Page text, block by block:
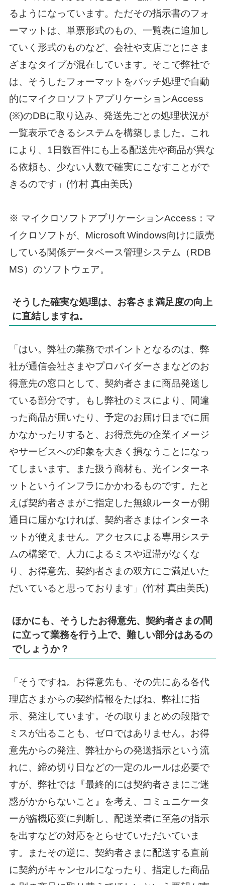
るようになっています。ただその指示書のフォ
ーマットは、単票形式のもの、一覧表に追加し
ていく形式のものなど、会社や支店ごとにさま
ざまなタイプが混在しています。そこで弊社で
は、そうしたフォーマットをバッチ処理で自動
的にマイクロソフトアプリケーションAccess
(※)のDBに取り込み、発送先ごとの処理状況が
一覧表示できるシステムを構築しました。これ
により、1日数百件にも上る配送先や商品が異な
る依頼も、少ない人数で確実にこなすことがで
きるのです」(竹村 真由美氏)
※ マイクロソフトアプリケーションAccess：マ
イクロソフトが、Microsoft Windows向けに販売
している関係データベース管理システム（RDB
MS）のソフトウェア。
そうした確実な処理は、お客さま満足度の向上
に直結しますね。
「はい。弊社の業務でポイントとなるのは、弊
社が通信会社さまやプロバイダーさまなどのお
得意先の窓口として、契約者さまに商品発送し
ている部分です。もし弊社のミスにより、間違
った商品が届いたり、予定のお届け日までに届
かなかったりすると、お得意先の企業イメージ
やサービスへの印象を大きく損なうことになっ
てしまいます。また扱う商材も、光インターネ
ットというインフラにかかわるものです。たと
えば契約者さまがご指定した無線ルーターが開
通日に届かなければ、契約者さまはインターネ
ットが使えません。アクセスによる専用システ
ムの構築で、人力によるミスや遅滞がなくな
り、お得意先、契約者さまの双方にご満足いた
だいていると思っております」(竹村 真由美氏)
ほかにも、そうしたお得意先、契約者さまの間
に立って業務を行う上で、難しい部分はあるの
でしょうか？
「そうですね。お得意先も、その先にある各代
理店さまからの契約情報をたばね、弊社に指
示、発注しています。その取りまとめの段階で
ミスが出ることも、ゼロではありません。お得
意先からの発注、弊社からの発送指示という流
れに、締め切り日などの一定のルールは必要で
すが、弊社では『最終的には契約者さまにご迷
惑がかからないこと』を考え、コミュニケータ
ーが臨機応変に判断し、配送業者に至急の指示
を出すなどの対応をとらせていただいていま
す。またその逆に、契約者さまに配送する直前
に契約がキャンセルになったり、指定した商品